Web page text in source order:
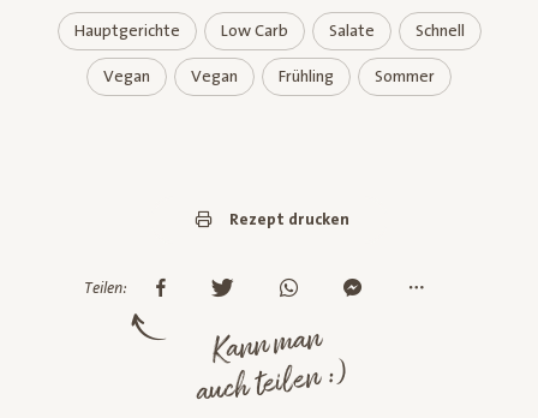
Hauptgerichte Low Carb Salate Schnell
Vegan Vegan Frühling Sommer
Rezept drucken
Teilen:
Kann man
auch teilen :)